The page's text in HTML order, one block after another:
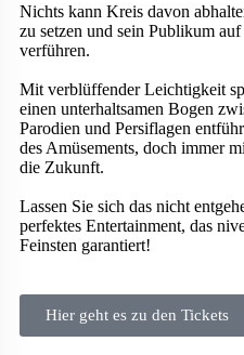
Nichts kann Kreis davon
zu setzen und sein Publikum
verführen.
Mit verblüffender Leichtigkeit
einen unterhaltsamen Bogen
Parodien und Persiflagen
des Amüsements, doch immer
die Zukunft.
Lassen Sie sich das nicht
perfektes Entertainment, das
Feinsten garantiert!
Hier geht es zu den Tickets